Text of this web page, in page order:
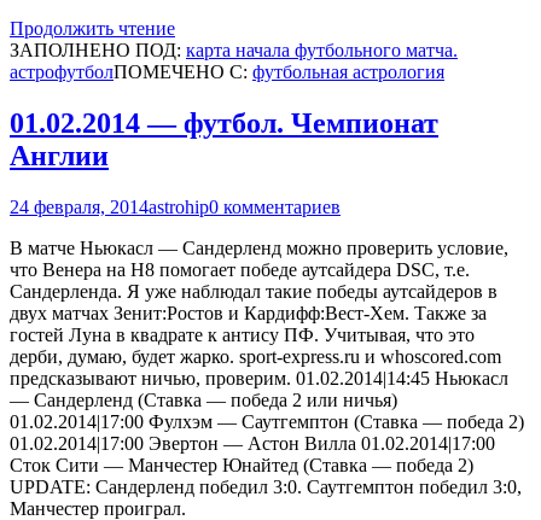
Продолжить чтение
ЗАПОЛНЕНО ПОД: карта начала футбольного матча.
астрофутболПОМЕЧЕНО С: футбольная астрология
01.02.2014 — футбол. Чемпионат
Англии
24 февраля, 2014astrohip0 комментариев
В матче Ньюкасл — Сандерленд можно проверить условие,
что Венера на Н8 помогает победе аутсайдера DSC, т.е.
Сандерленда. Я уже наблюдал такие победы аутсайдеров в
двух матчах Зенит:Ростов и Кардифф:Вест-Хем. Также за
гостей Луна в квадрате к антису ПФ. Учитывая, что это
дерби, думаю, будет жарко. sport-express.ru и whoscored.com
предсказывают ничью, проверим. 01.02.2014|14:45 Ньюкасл
— Сандерленд (Ставка — победа 2 или ничья)
01.02.2014|17:00 Фулхэм — Саутгемптон (Ставка — победа 2)
01.02.2014|17:00 Эвертон — Aстон Вилла 01.02.2014|17:00
Сток Сити — Манчестер Юнайтед (Ставка — победа 2)
UPDATE: Сандерленд победил 3:0. Саутгемптон победил 3:0,
Манчестер проиграл.